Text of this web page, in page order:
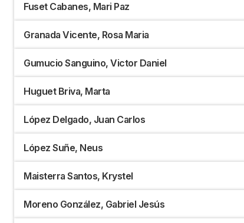
Fuset Cabanes, Mari Paz
Granada Vicente, Rosa Maria
Gumucio Sanguino, Victor Daniel
Huguet Briva, Marta
López Delgado, Juan Carlos
López Suñe, Neus
Maisterra Santos, Krystel
Moreno González, Gabriel Jesús